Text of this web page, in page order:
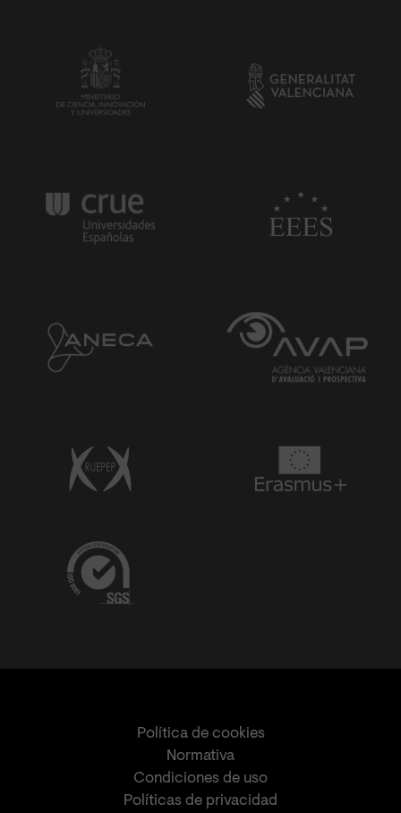
Política de cookies
Normativa
Condiciones de uso
Políticas de privacidad